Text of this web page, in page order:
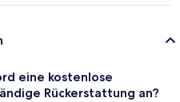
eine kostenlose
Rückerstattung an?